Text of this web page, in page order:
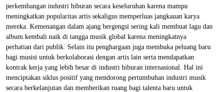
perkembangan industri hiburan secara keseluruhan karena mampu
meningkatkan popularitas artis sekaligus memperluas jangkauan karya
mereka. Kemenangan dalam ajang bergengsi sering kali membuat lagu dan
album kembali naik di tangga musik global karena meningkatnya
perhatian dari publik. Selain itu penghargaan juga membuka peluang baru
bagi musisi untuk berkolaborasi dengan artis lain serta mendapatkan
kontrak kerja yang lebih besar di industri hiburan internasional. Hal ini
menciptakan siklus positif yang mendorong pertumbuhan industri musik
secara berkelanjutan dan memberikan ruang bagi talenta baru untuk